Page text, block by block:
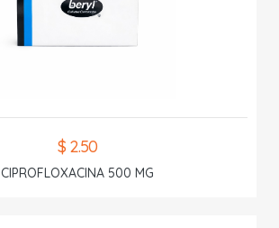
$ 2.50
CIPROFLOXACINA 500 MG